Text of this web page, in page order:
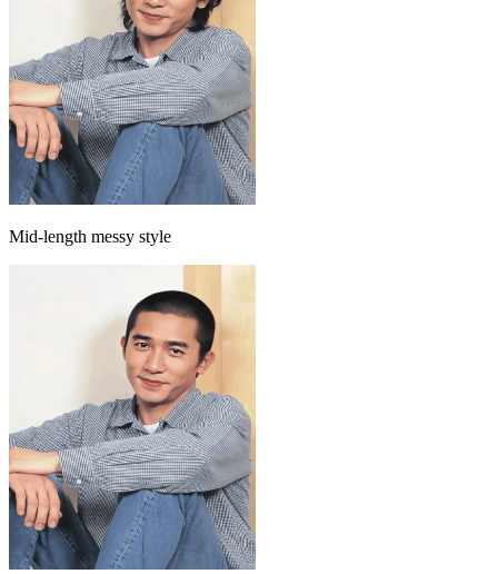
Mid-length messy style